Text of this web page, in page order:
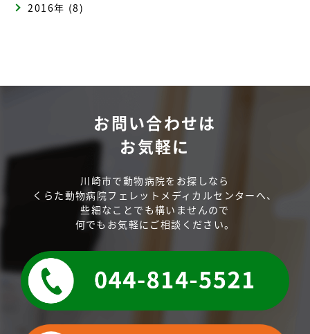
2016年 (8)
お問い合わせは
お気軽に
川崎市で動物病院をお探しなら
くらた動物病院フェレットメディカルセンターへ、
些細なことでも構いませんので
何でもお気軽にご相談ください。